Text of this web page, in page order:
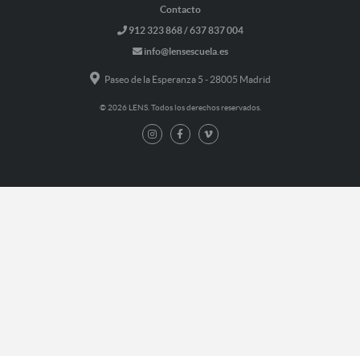
Contacto
912 323 868 / 637 837 004
info@lensescuela.es
Paseo de la Esperanza 5 - 28005 Madrid
© 2026 LENS. Todos los derechos reservados.